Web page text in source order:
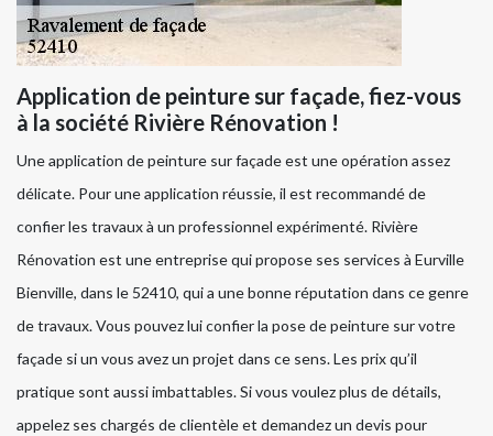
Application de peinture sur façade, fiez-vous
à la société Rivière Rénovation !
Une application de peinture sur façade est une opération assez
délicate. Pour une application réussie, il est recommandé de
confier les travaux à un professionnel expérimenté. Rivière
Rénovation est une entreprise qui propose ses services à Eurville
Bienville, dans le 52410, qui a une bonne réputation dans ce genre
de travaux. Vous pouvez lui confier la pose de peinture sur votre
façade si un vous avez un projet dans ce sens. Les prix qu’il
pratique sont aussi imbattables. Si vous voulez plus de détails,
appelez ses chargés de clientèle et demandez un devis pour